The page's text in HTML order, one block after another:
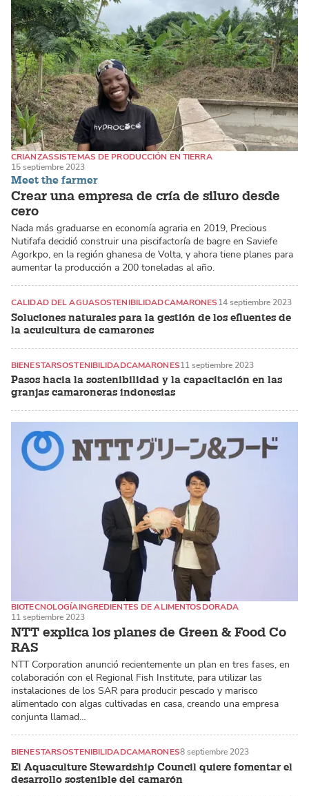
Meet the farmer
Crear una empresa de cría de siluro desde
cero
CRIANZASSISTEMAS DE PRODUCCIÓN EN TIERRA
CATFISH / PANGASIUS
15 septiembre 2023
Nada más graduarse en economía agraria en 2019, Precious
Nutifafa decidió construir una piscifactoría de bagre en Saviefe
Agorkpo, en la región ghanesa de Volta, y ahora tiene planes para
aumentar la producción a 200 toneladas al año.
Soluciones naturales para la gestión de los efluentes de
la acuicultura de camarones
CALIDAD DEL AGUASOSTENIBILIDADCAMARONES14 septiembre 2023
Pasos hacia la sostenibilidad y la capacitación en las
granjas camaroneras indonesias
BIENESTARSOSTENIBILIDADCAMARONES11 septiembre 2023
NTT explica los planes de Green & Food Co
RAS
BIOTECNOLOGÍAINGREDIENTES DE ALIMENTOSDORADA
11 septiembre 2023
NTT Corporation anunció recientemente un plan en tres fases, en
colaboración con el Regional Fish Institute, para utilizar las
instalaciones de los SAR para producir pescado y marisco
alimentado con algas cultivadas en casa, creando una empresa
conjunta llamad…
El Aquaculture Stewardship Council quiere fomentar el
desarrollo sostenible del camarón
BIENESTARSOSTENIBILIDADCAMARONES8 septiembre 2023